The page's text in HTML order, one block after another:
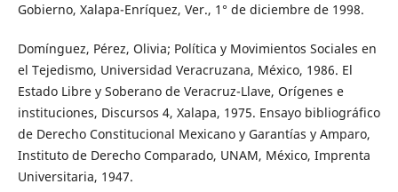
Gobierno, Xalapa-Enríquez, Ver., 1° de diciembre de 1998.
Domínguez, Pérez, Olivia; Política y Movimientos Sociales en
el Tejedismo, Universidad Veracruzana, México, 1986. El
Estado Libre y Soberano de Veracruz-Llave, Orígenes e
instituciones, Discursos 4, Xalapa, 1975. Ensayo bibliográfico
de Derecho Constitucional Mexicano y Garantías y Amparo,
Instituto de Derecho Comparado, UNAM, México, Imprenta
Universitaria, 1947.